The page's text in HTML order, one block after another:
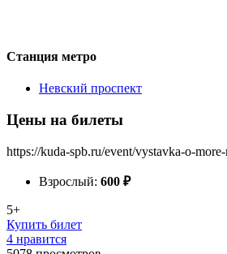
Станция метро
Невский проспект
Цены на билеты
https://kuda-spb.ru/event/vystavka-o-
Взрослый: 600 ₽
5+
Купить билет
4 нравится